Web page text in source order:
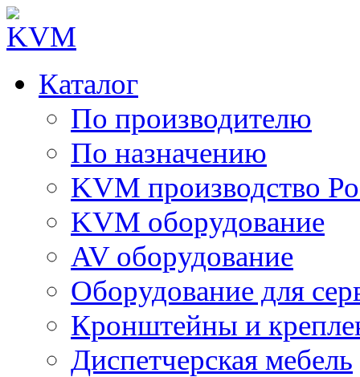
Каталог
По производителю
По назначению
KVM производство
KVM оборудование
AV оборудование
Оборудование для
Кронштейны и
Диспетчерская мебель